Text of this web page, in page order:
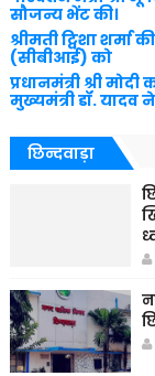
सौजन्य भेंट की।
श्रीमती ट्विशा
(सीबीआई) को
प्रधानमंत्री श्री
मुख्यमंत्री डॉ. यादव
छिन्दवाड़ा